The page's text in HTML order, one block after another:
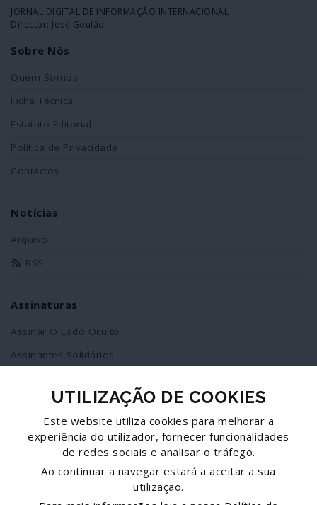
JORNAL DIGITAL DE INFORMAÇÃO INTERNACIONAL
Director: José Goulão
Sobre Nós
Quem Somos
Ficha Técnica
Estatuto Editorial
Política de Privacidade
Contactos
Notícias
Arquivo
RSS
Assinaturas
Assinar O Lado Oculto
Assinantes Solidários
Redes Sociais
Siga-nos no facebook
UTILIZAÇÃO DE COOKIES
Este website utiliza cookies para melhorar a
experiência do utilizador, fornecer funcionalidades
de redes sociais e analisar o tráfego.
Ao continuar a navegar estará a aceitar a sua
utilização.